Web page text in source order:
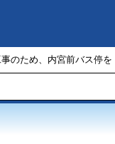
のため、内宮前バス停を